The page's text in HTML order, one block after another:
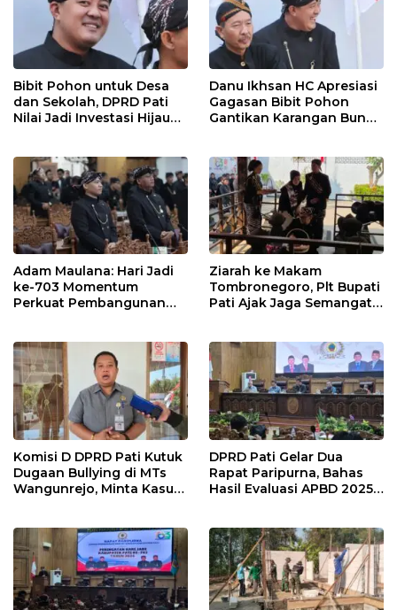
Bibit Pohon untuk Desa
dan Sekolah, DPRD Pati
Nilai Jadi Investasi Hijau
Danu Ikhsan HC Apresiasi
Gagasan Bibit Pohon
Gantikan Karangan Bunga
Adam Maulana: Hari Jadi
ke-703 Momentum
Perkuat Pembangunan
Ziarah ke Makam
Tombronegoro, Plt Bupati
Pati Ajak Jaga Semangat
Berkualitas
Komisi D DPRD Pati Kutuk
Dugaan Bullying di MTs
Wangunrejo, Minta Kasus
DPRD Pati Gelar Dua
Rapat Paripurna, Bahas
Hasil Evaluasi APBD 2025